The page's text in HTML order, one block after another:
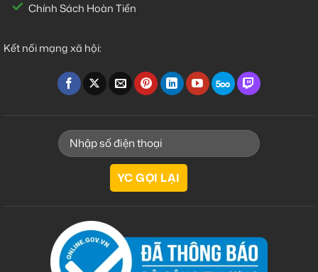
Chính Sách Hoàn Tiền
Kết nối mạng xã hội: